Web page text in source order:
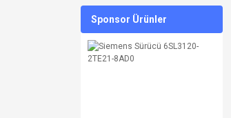
Sponsor Ürünler